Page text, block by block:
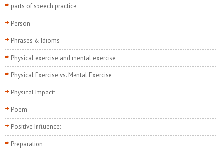
parts of speech practice
Person
Phrases & Idioms
Physical exercise and mental exercise
Physical Exercise vs. Mental Exercise
Physical Impact:
Poem
Positive Influence:
Preparation